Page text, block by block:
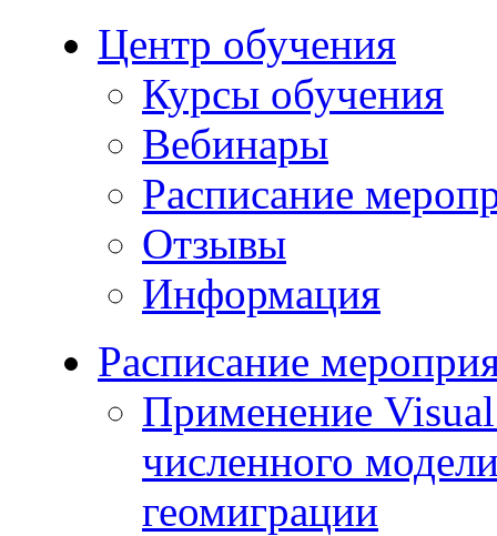
Центр обучения
Курсы обучения
Вебинары
Расписание
Отзывы
Информация
Расписание
Применение
численного
геомиграции